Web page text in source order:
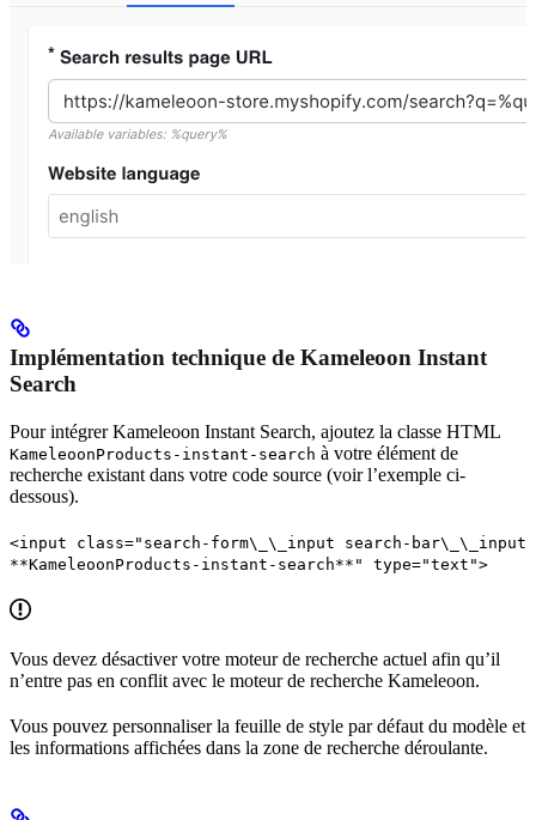
Implémentation technique de Kameleoon Instant
Search
Pour intégrer Kameleoon Instant Search, ajoutez la classe HTML
KameleoonProducts-instant-search à votre élément de
recherche existant dans votre code source (voir l’exemple ci-
dessous).
<input class="search-form\_\_input search-bar\_\_input
**KameleoonProducts-instant-search**" type="text">
Vous devez désactiver votre moteur de recherche actuel afin qu’il
n’entre pas en conflit avec le moteur de recherche Kameleoon.
Vous pouvez personnaliser la feuille de style par défaut du modèle et
les informations affichées dans la zone de recherche déroulante.